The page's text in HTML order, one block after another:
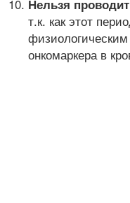
Нельзя
т.к. как этот
онкомаркера в